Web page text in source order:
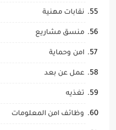
نقابات مهنية
منسق مشاريع
امن وحماية
عمل عن بعد
تغذيه
وظائف امن المعلومات